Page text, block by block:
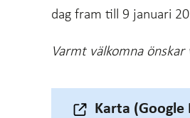
dag fram till 9 januari
Varmt välkomna
Karta (Google